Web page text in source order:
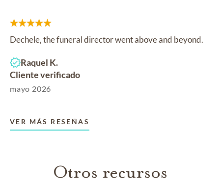
Dechele, the funeral director went above and beyond.
Raquel K.
Cliente verificado
mayo 2026
VER MÁS RESEÑAS
Otros recursos